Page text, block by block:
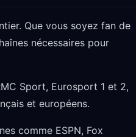
Que vous soyez fan de
nécessaires pour
Sport, Eurosport 1 et 2,
et européens.
comme ESPN, Fox